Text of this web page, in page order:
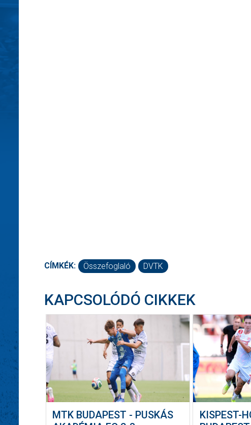
CÍMKÉK: Összefoglaló DVTK
KAPCSOLÓDÓ CIKKEK
MTK BUDAPEST - PUSKÁS
KISPEST-